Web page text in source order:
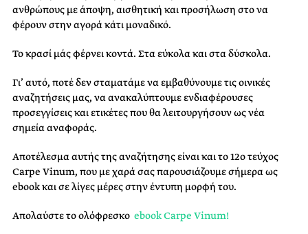
ανθρώπους με άποψη, αισθητική και προσήλωση στο να
φέρουν στην αγορά κάτι μοναδικό.
Το κρασί μάς φέρνει κοντά. Στα εύκολα και στα δύσκολα.
Γι’ αυτό, ποτέ δεν σταματάμε να εμβαθύνουμε τις οινικές
αναζητήσεις μας, να ανακαλύπτουμε ενδιαφέρουσες
προσεγγίσεις και ετικέτες που θα λειτουργήσουν ως νέα
σημεία αναφοράς.
Αποτέλεσμα αυτής της αναζήτησης είναι και το 12ο τεύχος
Carpe Vinum, που με χαρά σας παρουσιάζουμε σήμερα ως
ebook και σε λίγες μέρες στην έντυπη μορφή του.
Απολαύστε το ολόφρεσκο ebook Carpe Vinum!